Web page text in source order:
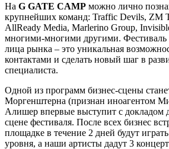
На G GATE CAMP можно лично
крупнейших команд: Traffic Devils, ZM
AllReady Media, Marlerino Group,
многими-многими другими. Фестиваль
лица рынка – это уникальная
контактами и сделать новый шаг в
специалиста.
Одной из программ бизнес-сцены
Моргенштерна (признан иноагентом
Алишер впервые выступит с докладом
сцене фестиваля. После всех бизнес
площадке в течение 2 дней будут
уровня, а наши артисты дадут 3